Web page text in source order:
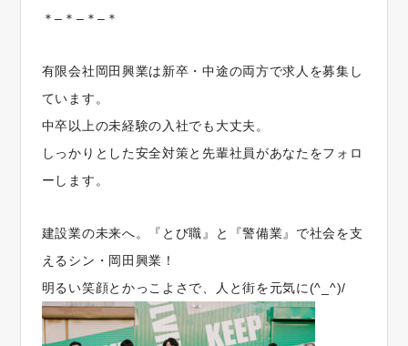
＊–＊–＊–＊
有限会社岡田興業は新卒・中途の両方で求人を募集し
ています。
中卒以上の未経験の入社でも大丈夫。
しっかりとした安全対策と先輩社員があなたをフォロ
ーします。
建設業の未来へ。『とび職』と『警備業』で社会を支
えるシン・岡田興業！
明るい笑顔とかっこよさで、人と街を元気に(^_^)/